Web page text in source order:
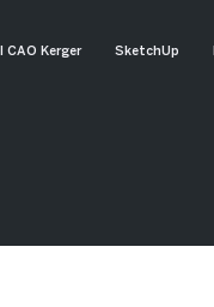
CAO Kerger SketchUp